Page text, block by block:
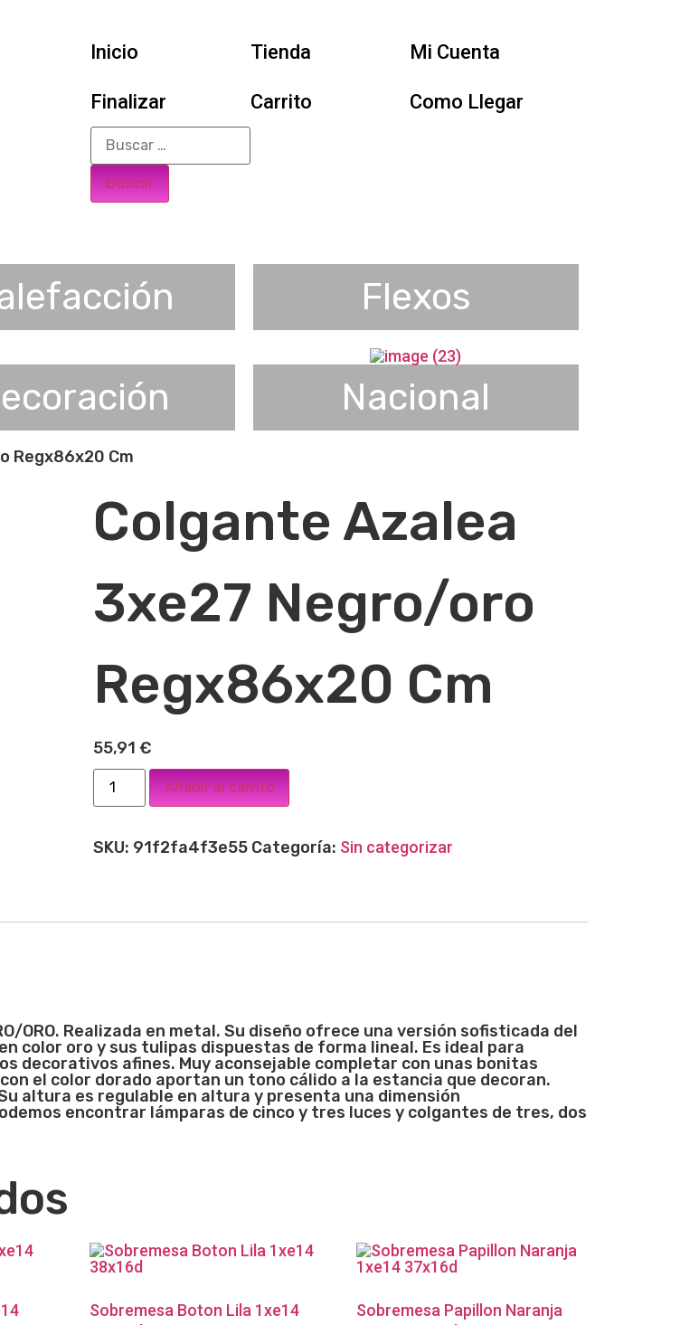
Inicio Tienda Mi Cuenta
Finalizar Carrito Como Llegar
Flexos
Nacional
Regx86x20 Cm
Colgante Azalea
3xe27 Negro/oro
Regx86x20 Cm
55,91 €
Añadir al carrito
SKU: 91f2fa4f3e55 Categoría: Sin categorizar
ORO. Realizada en metal. Su diseño ofrece una versión sofisticada del
color oro y sus tulipas dispuestas de forma lineal. Es ideal para
decorativos afines. Muy aconsejable completar con unas bonitas
el color dorado aportan un tono cálido a la estancia que decoran.
altura es regulable en altura y presenta una dimensión
encontrar lámparas de cinco y tres luces y colgantes de tres, dos
Sobremesa Boton Lila 1xe14
Sobremesa Papillon Naranja